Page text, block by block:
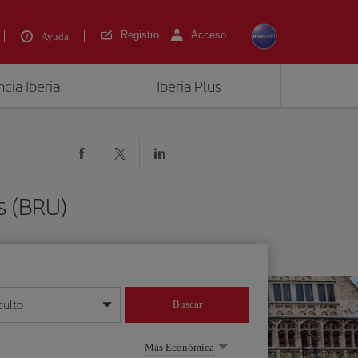
Ayuda Registro Acceso
Iberia Iberia Plus
mes/año
Buscar
Más Económica